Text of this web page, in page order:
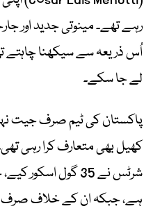
رہے تھے۔ مینوتی جدید اور
اُس ذریعہ سے سیکھنا چاہتے
لے جا سکے۔
پاکستان کی ٹیم صرف جیت
شرٹس نے 35 گول